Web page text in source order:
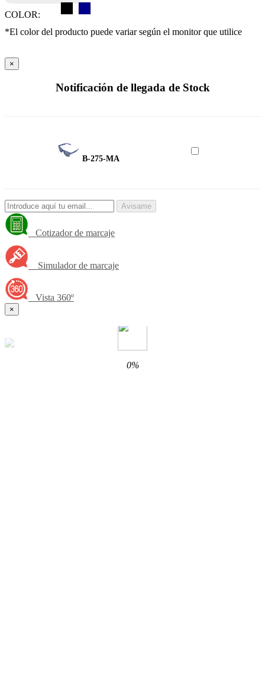
COLOR:
*El color del producto puede variar según el monitor que utilice
×
Notificación de llegada de Stock
B-275-MA
Avisame
Cotizador de marcaje
Simulador de marcaje
Vista 360º
×